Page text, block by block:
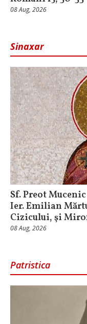
08 Aug, 2026
Sinaxar
Sf. Preot
Ier. Emilian
Cizicului, şi
08 Aug, 2026
Patristica